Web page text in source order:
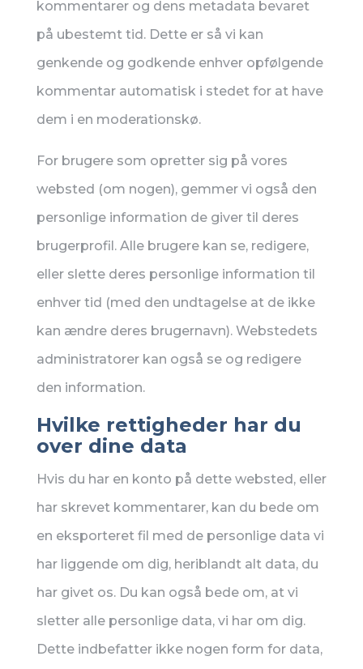
kommentarer og dens metadata bevaret
på ubestemt tid. Dette er så vi kan
genkende og godkende enhver opfølgende
kommentar automatisk i stedet for at have
dem i en moderationskø.
For brugere som opretter sig på vores
websted (om nogen), gemmer vi også den
personlige information de giver til deres
brugerprofil. Alle brugere kan se, redigere,
eller slette deres personlige information til
enhver tid (med den undtagelse at de ikke
kan ændre deres brugernavn). Webstedets
administratorer kan også se og redigere
den information.
Hvilke rettigheder har du
over dine data
Hvis du har en konto på dette websted, eller
har skrevet kommentarer, kan du bede om
en eksporteret fil med de personlige data vi
har liggende om dig, heriblandt alt data, du
har givet os. Du kan også bede om, at vi
sletter alle personlige data, vi har om dig.
Dette indbefatter ikke nogen form for data,